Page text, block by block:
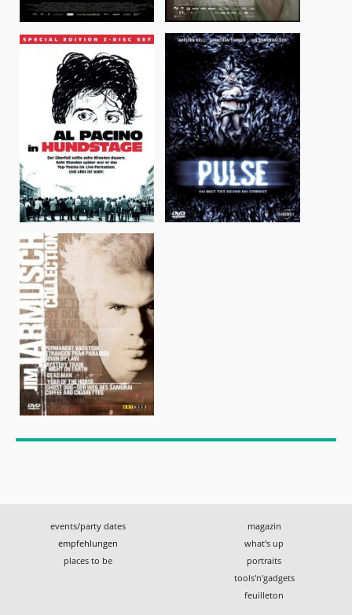
events/party dates
empfehlungen
places to be
magazin
what's up
portraits
tools'n'gadgets
feuilleton